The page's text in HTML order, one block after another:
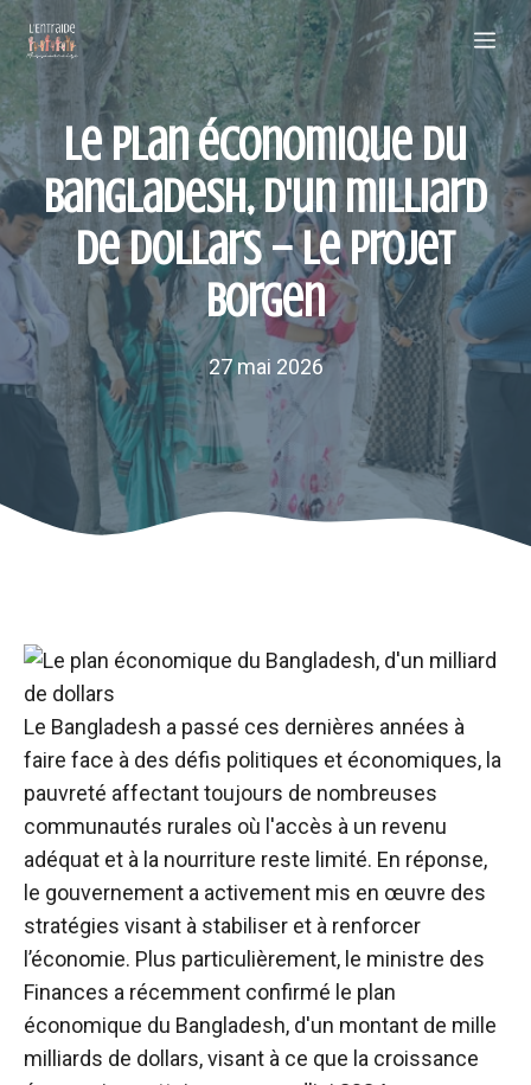
Aller
contenu
Le plan économique du
Bangladesh, d'un milliard
de dollars – Le projet
Borgen
27 mai 2026
Le Bangladesh a passé ces dernières années à
faire face à des défis politiques et économiques, la
pauvreté affectant toujours de nombreuses
communautés rurales où l'accès à un revenu
adéquat et à la nourriture reste limité. En réponse,
le gouvernement a activement mis en œuvre des
stratégies visant à stabiliser et à renforcer
l’économie. Plus particulièrement, le ministre des
Finances a récemment confirmé le plan
économique du Bangladesh, d'un montant de mille
milliards de dollars, visant à ce que la croissance